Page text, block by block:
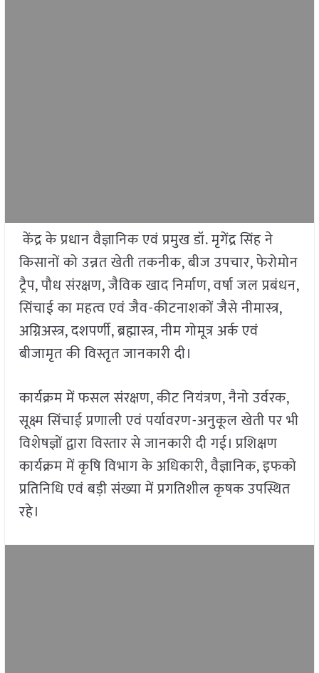
केंद्र के प्रधान वैज्ञानिक एवं प्रमुख डॉ. मृगेंद्र सिंह ने
किसानों को उन्नत खेती तकनीक, बीज उपचार, फेरोमोन
ट्रैप, पौध संरक्षण, जैविक खाद निर्माण, वर्षा जल प्रबंधन,
सिंचाई का महत्व एवं जैव-कीटनाशकों जैसे नीमास्त्र,
अग्निअस्त्र, दशपर्णी, ब्रह्मास्त्र, नीम गोमूत्र अर्क एवं
बीजामृत की विस्तृत जानकारी दी।
कार्यक्रम में फसल संरक्षण, कीट नियंत्रण, नैनो उर्वरक,
सूक्ष्म सिंचाई प्रणाली एवं पर्यावरण-अनुकूल खेती पर भी
विशेषज्ञों द्वारा विस्तार से जानकारी दी गई। प्रशिक्षण
कार्यक्रम में कृषि विभाग के अधिकारी, वैज्ञानिक, इफको
प्रतिनिधि एवं बड़ी संख्या में प्रगतिशील कृषक उपस्थित
रहे।